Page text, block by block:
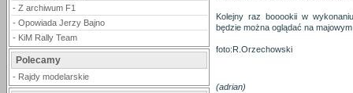
- Z archiwum F1
- Opowiada Jerzy Bajno
- KiM Rally Team
Polecamy
- Rajdy modelarskie
Kolejny raz booookii w
będzie można oglądać na
foto:R.Orzechowski
(adrian)